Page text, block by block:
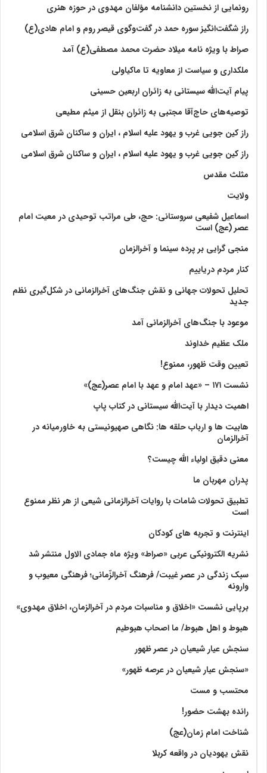
رونمایی از نخستین دانشنامه مؤلفان مهدوی در حوزه هنری
راز شگفت‌انگیز سوره حمد در گفت‌وگوی قیصر روم و امام هادی(ع)
صراط با ویژه نامه میلاد حضرت محمد مصطفی(ع) آمد
ملکداری و سیاست از معاویه تا ماکیاولی
پیام آیت‌الله سیستانی به زائران اربعین حسینی
توصیه‌های حاج‌آقا مجتبی به زائران بنقل از میثم مطیعی
راز کین جویی غرب و یهود علیه اسلام ، ایران و ساکنان شرق اسلامی
راز کین جویی غرب و یهود علیه اسلام ، ایران و ساکنان شرق اسلامی
مثلث مقدس
ولايت‏
اسماعیل شفیعی سروستانی: حج، طی مراتب توحیدی در معیت امام
عصر (عج) است
منجی گرایی بر پرده سینما و آخرالزمان
کنار مردم دریاییم
تحلیل تحولات جهانی و نقش جنگ‌های آخرالزمانی در شکل‌گیری نظم
جدید
موعود با جنگ‌های آخرالزمانی آمد
ملک عظیم خداوند
تعیین وقت ظهور، ممنوع!
نشست ۱۷۱ – «عهد امام و عهد با امام عصر(عج)»
اهمیت دیدار با آیت‌الله سیستانی در کتاب پاپ
هابیت ها و ارباب حلقه ها: نگاهی صهیونیستی به خاورمیانه در
آخرالزمان
معنی دقیق اولیاء الله چیست؟
پدران مهربان ما
تطبیق تحولات شامات با روایات آخرالزمانی شیعی از هر نظر ممنوع
است
اینترنت و تجربه های کودکان
نشریه الکترونیکی عربی «صراط» ویژه ماه جمادی الاول منتشر شد
سبک زندگی در عصر غیبت/ فرهنگ آخرالزّمانی؛ فرهنگی معیوب و
وارونه
برپایی نشست «اخلاق و مناسبات مردم در آخرالزمان، اخلاق مهدوی»
هبوط و اهل هبوط/ ما اصحاب هبوطیم
سنجش عیار شیعیان در عصر ظهور
«سنجش عیار شیعیان در عرصه ظهور»
محتسب و مست
رانده بهشت‌ حضور!
شناخت امام زمان(عج)
نقش یهودیان در واقعه کربلا